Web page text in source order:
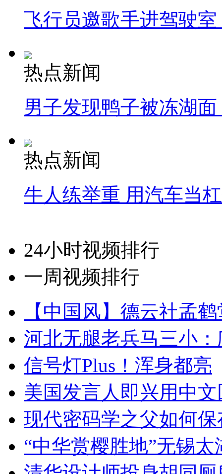
飞行员邀歌手进驾驶
热点新闻
男子发现鸭子被冻湖
热点新闻
牛人练举重 用汽车当
24小时视频排行
一周视频排行
【中国风】德云社孟
河北无腿老兵马三小
信号灯Plus！浑身都亮
美国发言人即兴用中
现代密码学之父如何
“中华赏樱胜地”无锡